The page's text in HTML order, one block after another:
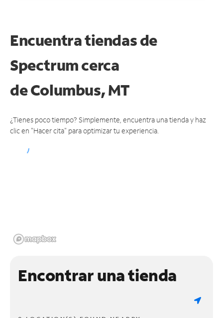
Encuentra tiendas de
Spectrum cerca
deColumbus, MT
¿Tienes poco tiempo? Simplemente, encuentra una tienda y haz
clic en "Hacer cita" para optimizar tu experiencia.
Encontrar una tienda